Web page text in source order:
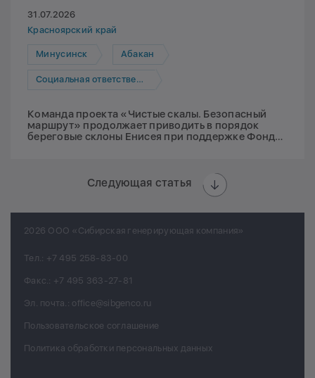
31.07.2026
Красноярский край
Минусинск Абакан
Социальная ответственность
Команда проекта «Чистые скалы. Безопасный
маршрут» продолжает приводить в порядок
береговые склоны Енисея при поддержке Фонда
Следующая статья
2026 ООО «Сибирская генерирующая компания»
Тел.: +7 495 258-83-00
Факс.: +7 495 363-27-81
Эл. почта.: office@sibgenco.ru
Пользовательское соглашение
Политика обработки персональных данных